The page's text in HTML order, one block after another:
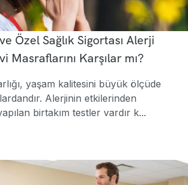
Özel Sağlık Sigortası Alerji
Masraflarını Karşılar mı?
yaşam kalitesini büyük ölçüde
Alerjinin etkilerinden
birtakım testler vardır k...